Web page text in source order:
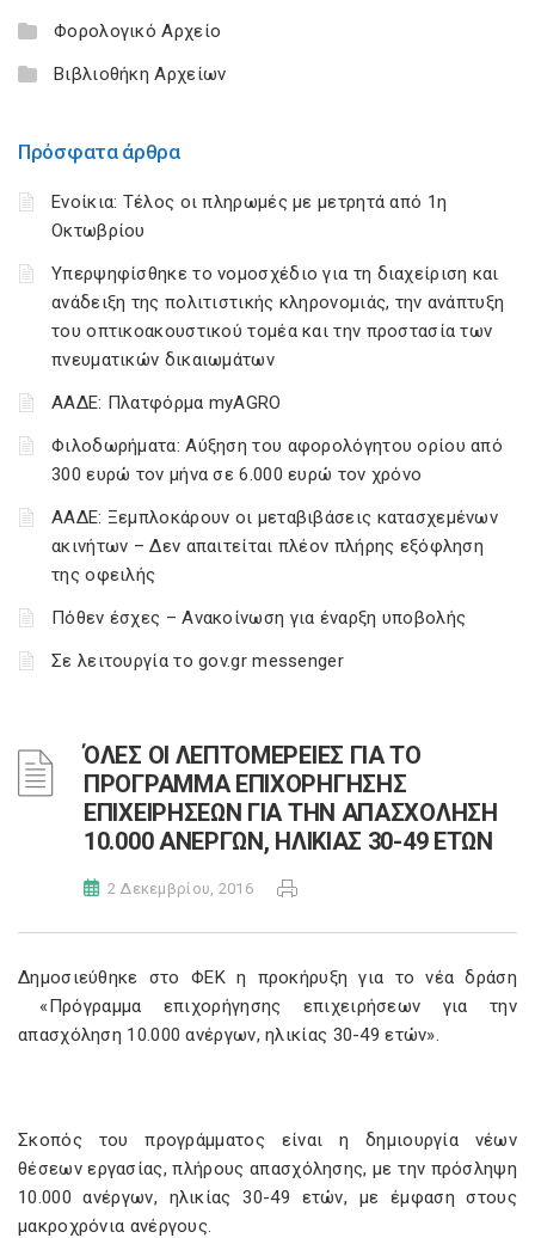
Φορολογικό Αρχείο
Βιβλιοθήκη Αρχείων
Πρόσφατα άρθρα
Ενοίκια: Τέλος οι πληρωμές με μετρητά από 1η
Οκτωβρίου
Υπερψηφίσθηκε το νομοσχέδιο για τη διαχείριση και
ανάδειξη της πολιτιστικής κληρονομιάς, την ανάπτυξη
του οπτικοακουστικού τομέα και την προστασία των
πνευματικών δικαιωμάτων
ΑΑΔΕ: Πλατφόρμα myAGRO
Φιλοδωρήματα: Αύξηση του αφορολόγητου ορίου από
300 ευρώ τον μήνα σε 6.000 ευρώ τον χρόνο
ΑΑΔΕ: Ξεμπλοκάρουν οι μεταβιβάσεις κατασχεμένων
ακινήτων – Δεν απαιτείται πλέον πλήρης εξόφληση
της οφειλής
Πόθεν έσχες – Ανακοίνωση για έναρξη υποβολής
Σε λειτουργία το gov.gr messenger
ΌΛΕΣ ΟΙ ΛΕΠΤΟΜΕΡΕΙΕΣ ΓΙΑ ΤΟ
ΠΡΟΓΡΑΜΜΑ ΕΠΙΧΟΡΗΓΗΣΗΣ
ΕΠΙΧΕΙΡΗΣΕΩΝ ΓΙΑ ΤΗΝ ΑΠΑΣΧΟΛΗΣΗ
10.000 ΑΝΕΡΓΩΝ, ΗΛΙΚΙΑΣ 30-49 ΕΤΩΝ
2 Δεκεμβρίου, 2016
Δημοσιεύθηκε στο ΦΕΚ η προκήρυξη για το νέα δράση
«Πρόγραμμα επιχορήγησης επιχειρήσεων για την
απασχόληση 10.000 ανέργων, ηλικίας 30-49 ετών».
Σκοπός του προγράμματος είναι η δημιουργία νέων
θέσεων εργασίας, πλήρους απασχόλησης, με την πρόσληψη
10.000 ανέργων, ηλικίας 30-49 ετών, με έμφαση στους
μακροχρόνια ανέργους.